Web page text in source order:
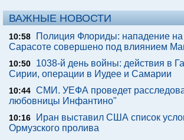
ВАЖНЫЕ НОВОСТИ
10:58
Полиция Флориды: нападение на
Сарасоте совершено под влиянием
10:50
1038-й день войны: действия в
Сирии, операции в Иудее и Самарии
10:44 СМИ. УЕФА проведет
любовницы Инфантино"
10:16
Иран выставил США список
Ормузского пролива